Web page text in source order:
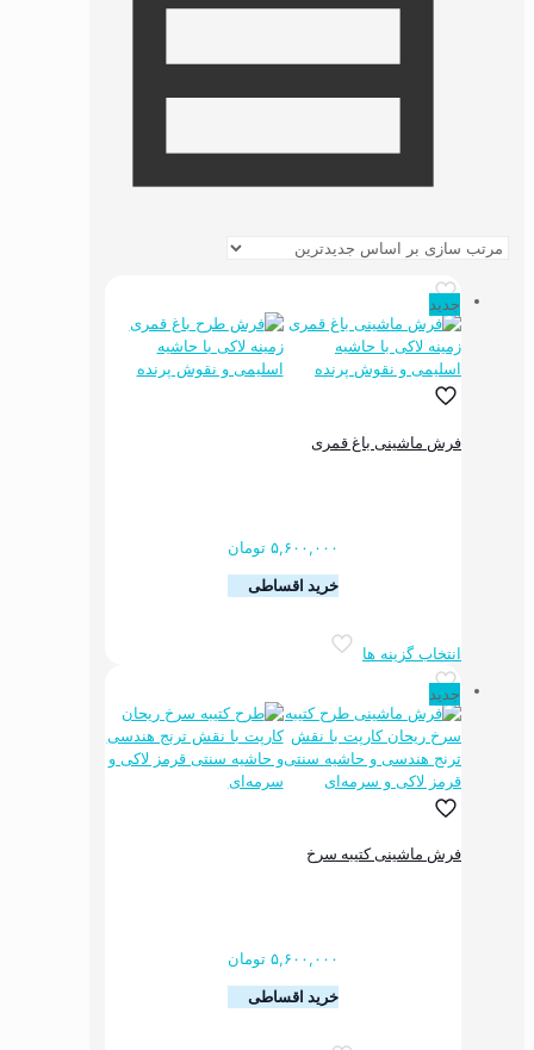
جدید
فرش ماشینی باغ قمری
۵,۶۰۰,۰۰۰ تومان
خرید اقساطی
انتخاب گزینه ها
این
محصول
انواع
مختلفی
می
باشد.
گزینه
است
انتخاب
جدید
فرش ماشینی کتیبه سرخ
۵,۶۰۰,۰۰۰ تومان
خرید اقساطی